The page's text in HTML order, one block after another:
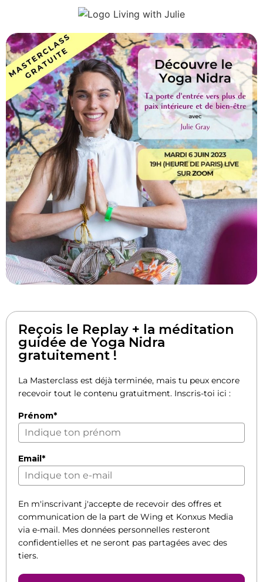
Reçois le Replay + la méditation
guidée de Yoga Nidra
gratuitement !
La Masterclass est déjà terminée, mais tu peux encore
recevoir tout le contenu gratuitment. Inscris-toi ici :
Prénom*
Email*
En m'inscrivant j'accepte de recevoir des offres et
communication de la part de Wing et Konxus Media
via e-mail. Mes données personnelles resteront
confidentielles et ne seront pas partagées avec des
tiers.